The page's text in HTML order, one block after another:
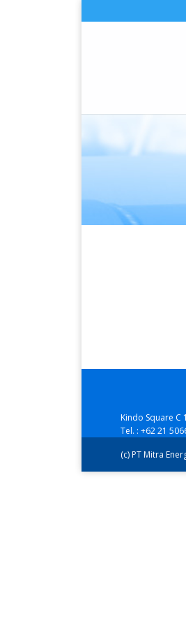
Kindo Square C
Tel. : +62 21
(c) PT Mitra